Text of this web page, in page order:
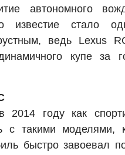
автономного
известие стало
ведь Lexus
купе за
году как
с такими моделями,
быстро завоевал